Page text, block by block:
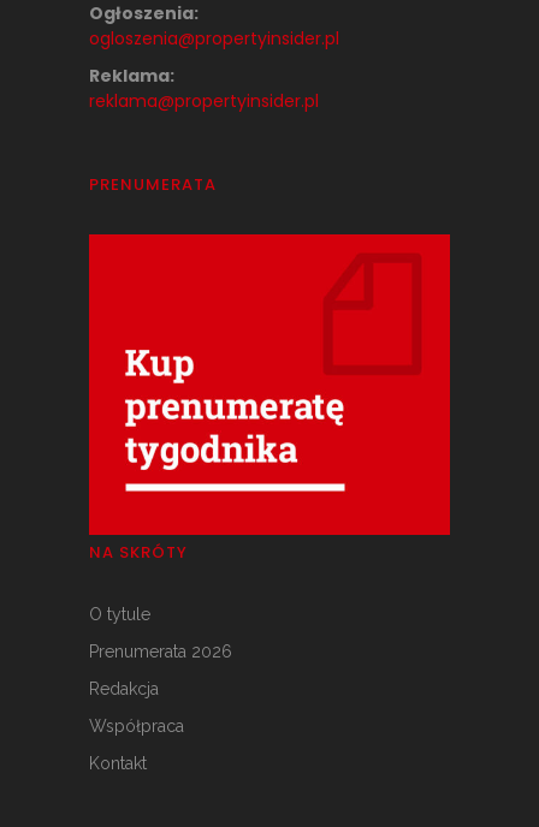
Ogłoszenia:
ogloszenia@propertyinsider.pl
Reklama:
reklama@propertyinsider.pl
PRENUMERATA
NA SKRÓTY
O tytule
Prenumerata 2026
Redakcja
Współpraca
Kontakt